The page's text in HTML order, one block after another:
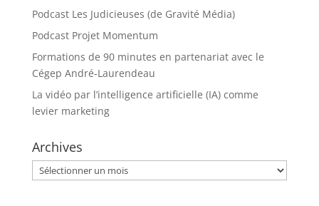
Podcast Les Judicieuses (de Gravité Média)
Podcast Projet Momentum
Formations de 90 minutes en partenariat avec le
Cégep André-Laurendeau
La vidéo par l’intelligence artificielle (IA) comme
levier marketing
Archives
Archives